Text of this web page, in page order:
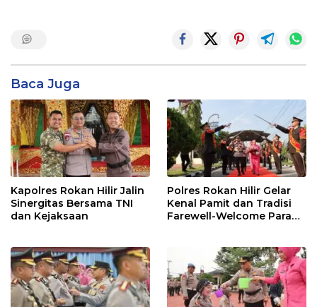
Baca Juga
Kapolres Rokan Hilir Jalin
Sinergitas Bersama TNI
dan Kejaksaan
Polres Rokan Hilir Gelar
Kenal Pamit dan Tradisi
Farewell-Welcome Parade